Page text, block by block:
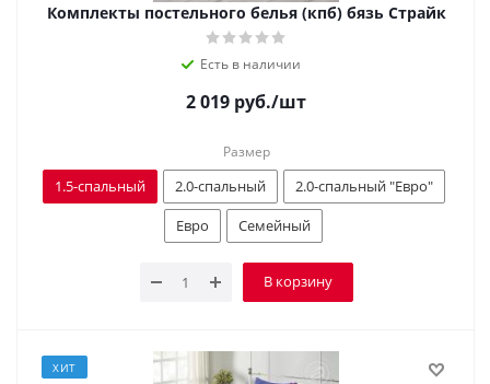
Комплекты постельного белья (кпб) бязь Страйк
Есть в наличии
2 019 руб./шт
Размер
1.5-спальный 2.0-спальный
2.0-спальный "Евро"
Евро
Семейный
В корзину
ХИТ